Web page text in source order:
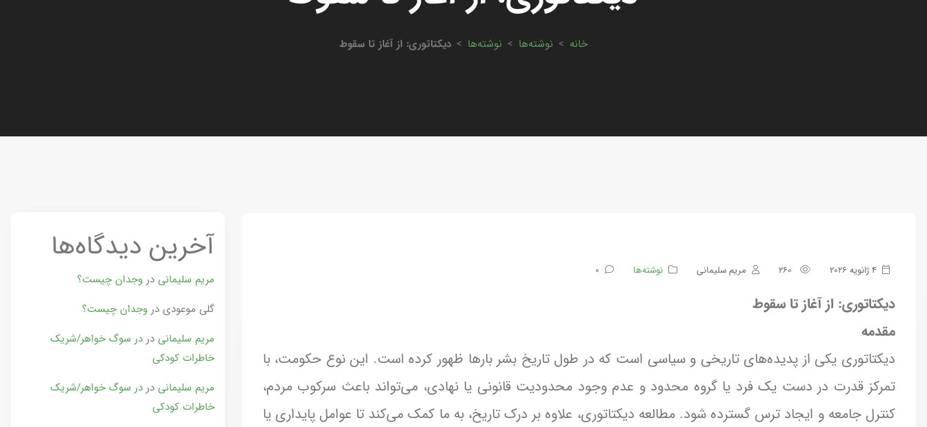
خانه > نوشته‌ها > نوشته‌ها > دیکتاتوری: از آغاز تا سقوط
4 ژانویه 2026 مریم سلیمانی نوشته‌ها 0
دیکتاتوری: از آغاز تا سقوط
مقدمه
دیکتاتوری یکی از پدیده‌های تاریخی و سیاسی است که در طول تاریخ بشر بارها ظهور کرده است. این نوع حکومت، با
تمرکز قدرت در دست یک فرد یا گروه محدود و عدم وجود محدودیت قانونی یا نهادی، می‌تواند باعث سرکوب مردم،
کنترل جامعه و ایجاد ترس گسترده شود. مطالعه دیکتاتوری، علاوه بر درک تاریخ، به ما کمک می‌کند تا عوامل پایداری یا
آخرین دیدگاه‌ها
مریم سلیمانی دروجدان چیست؟
گلی موعودی دروجدان چیست؟
مریم سلیمانی دردر سوگ خواهر/شریک
خاطرات کودکی
مریم سلیمانی دردر سوگ خواهر/شریک
خاطرات کودکی